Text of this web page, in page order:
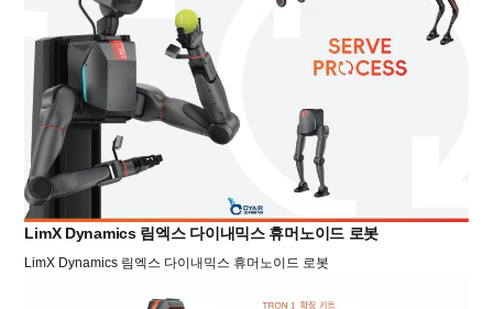
LimX Dynamics 림엑스 다이내믹스 휴머노이드 로봇
LimX Dynamics 림엑스 다이내믹스 휴머노이드 로봇